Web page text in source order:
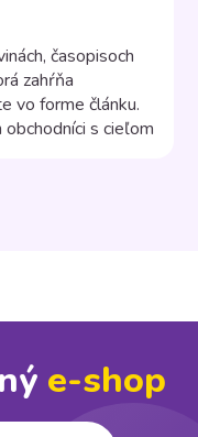
časopisoch
zahŕňa
vo forme článku.
s cieľom
e⁠-⁠shop